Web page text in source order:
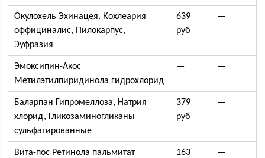
Окулохель Эхинацея, Кохлеария
оффициналис, Пилокарпус,
Эуфразия
639
руб
—
Эмоксипин-Акос
Метилэтилпиридинола гидрохлорид
— —
Баларпан Гипромеллоза, Натрия
хлорид, Гликозаминогликаны
сульфатированные
379
руб
—
Вита-пос Ретинола пальмитат
163
—